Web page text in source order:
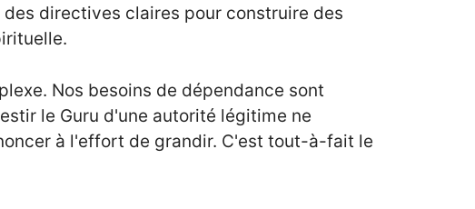
directives claires pour construire des
Nos besoins de dépendance sont
le Guru d'une autorité légitime ne
à l'effort de grandir. C'est tout-à-fait le